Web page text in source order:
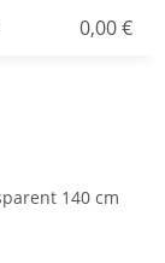
0,00 €